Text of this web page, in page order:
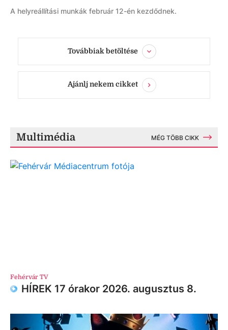
A helyreállítási munkák február 12-én kezdődnek.
Továbbiak betöltése
Ajánlj nekem cikket
Multimédia MÉG TÖBB CIKK
Fehérvár TV
HÍREK 17 órakor 2026. augusztus 8.